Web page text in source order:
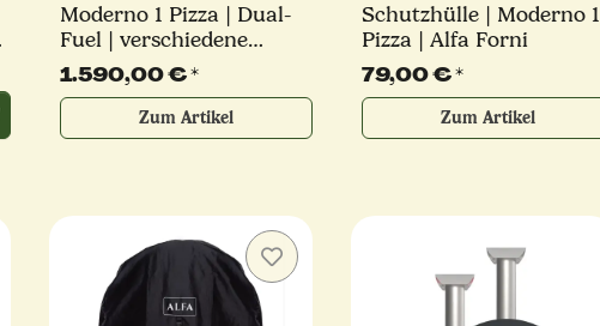
Moderno 1 Pizza | Dual-
Fuel | verschiedene
Farben | Alfa Forni
1.590,00 €*
Zum Artikel
Schutzhülle | Moderno 1
Pizza | Alfa Forni
79,00 €*
Zum Artikel